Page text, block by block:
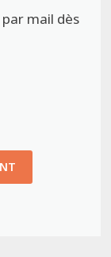
mail dès